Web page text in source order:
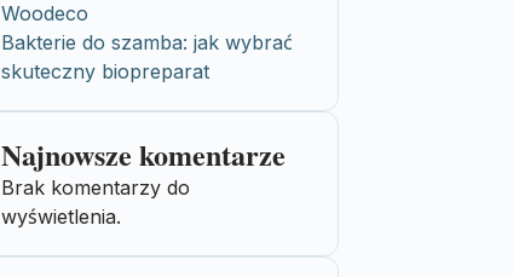
Woodeco
Bakterie do szamba: jak wybrać
skuteczny biopreparat
Najnowsze komentarze
Brak komentarzy do
wyświetlenia.